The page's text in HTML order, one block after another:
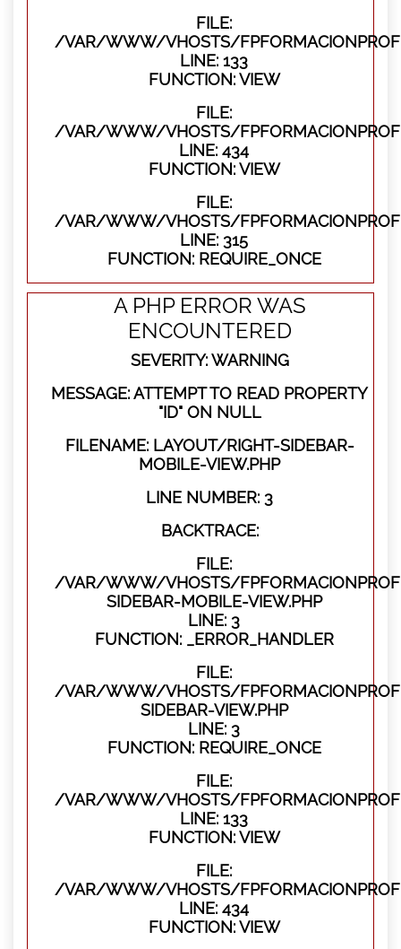
FILE:
/VAR/WWW/VHOSTS/
LINE: 133
FUNCTION: VIEW
FILE:
/VAR/WWW/VHOSTS/
LINE: 434
FUNCTION: VIEW
FILE:
/VAR/WWW/VHOSTS/
LINE: 315
FUNCTION: REQUIRE_ONCE
A PHP ERROR WAS
ENCOUNTERED
SEVERITY: WARNING
MESSAGE: ATTEMPT TO READ PROPERTY
"ID" ON NULL
FILENAME: LAYOUT/RIGHT-SIDEBAR-
MOBILE-VIEW.PHP
LINE NUMBER: 3
BACKTRACE:
FILE:
/VAR/WWW/VHOSTS/
SIDEBAR-MOBILE-VIEW.PHP
LINE: 3
FUNCTION: _ERROR_HANDLER
FILE:
/VAR/WWW/VHOSTS/
SIDEBAR-VIEW.PHP
LINE: 3
FUNCTION: REQUIRE_ONCE
FILE:
/VAR/WWW/VHOSTS/
LINE: 133
FUNCTION: VIEW
FILE:
/VAR/WWW/VHOSTS/
LINE: 434
FUNCTION: VIEW